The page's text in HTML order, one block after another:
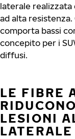
laterale realizzata
ad alta
comporta bassi
concepito per i
diffusi.
LE FIBRE
LESIONI